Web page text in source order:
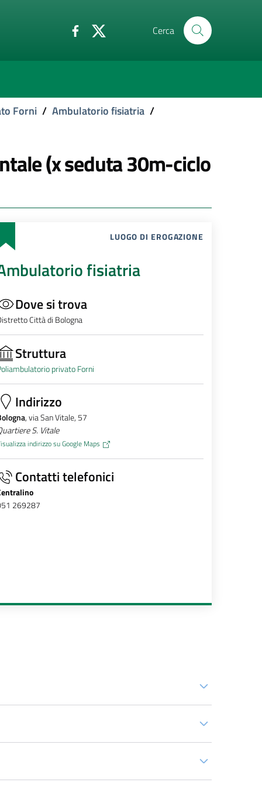
Cerca
Forni / Ambulatorio fisiatria /
(x seduta 30m-ciclo
LUOGO DI EROGAZIONE
fisiatria
Dove si trova
Città di Bologna
Struttura
privato Forni
Indirizzo
, via San Vitale, 57
S. Vitale
indirizzo su Google Maps
Contatti telefonici
269287